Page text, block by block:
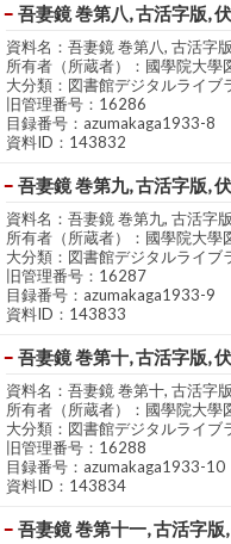
吾妻鏡 巻第八, 古活字版,
資料名：吾妻鏡 巻第八, 古活字
所有者（所蔵者）：國學院大學
大分類：図書館デジタルライブ
旧管理番号：16286
目録番号：azumakaga1933-8
資料ID：143832
吾妻鏡 巻第九, 古活字版,
資料名：吾妻鏡 巻第九, 古活字
所有者（所蔵者）：國學院大學
大分類：図書館デジタルライブ
旧管理番号：16287
目録番号：azumakaga1933-9
資料ID：143833
吾妻鏡 巻第十, 古活字版,
資料名：吾妻鏡 巻第十, 古活字
所有者（所蔵者）：國學院大學
大分類：図書館デジタルライブ
旧管理番号：16288
目録番号：azumakaga1933-10
資料ID：143834
吾妻鏡 巻第十一, 古活字版